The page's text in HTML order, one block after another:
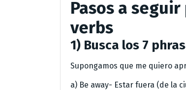
Pasos a
verbs
1) Busca los 7
Supongamos que me quiero
a) Be away- Estar fuera (de la